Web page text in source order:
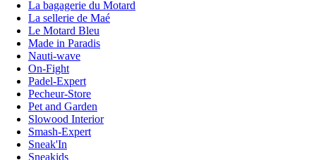
La bagagerie du Motard
La sellerie de Maé
Le Motard Bleu
Made in Paradis
Nauti-wave
On-Fight
Padel-Expert
Pecheur-Store
Pet and Garden
Slowood Interior
Smash-Expert
Sneak'In
Sneakids